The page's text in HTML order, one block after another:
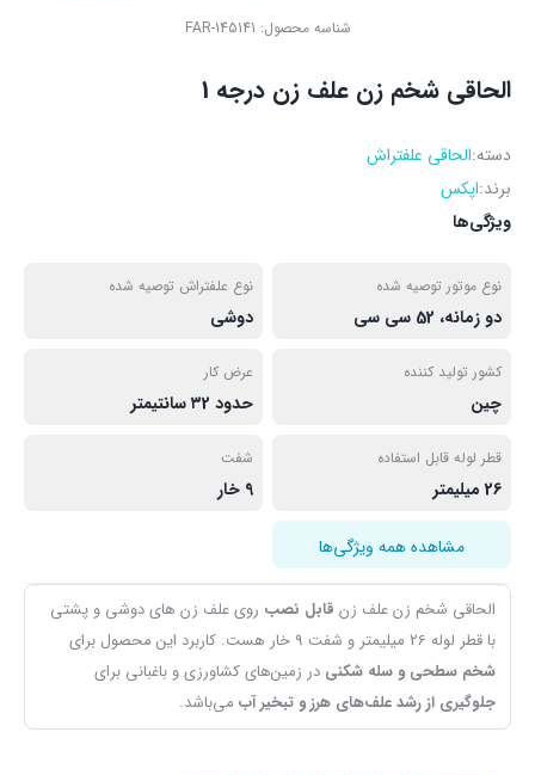
شناسه محصول: FAR-145141
الحاقی شخم زن علف زن درجه 1
دسته:الحاقی علفتراش
برند:اپکس
ویژگی‌ها
نوع موتور توصیه شده
دو زمانه، 52 سی سی
نوع علفتراش توصیه شده
دوشی
کشور تولید کننده
چین
عرض کار
حدود ۳2 سانتیمتر
قطر لوله قابل استفاده
26 میلیمتر
شفت
9 خار
مشاهده همه ویژگی‌ها
الحاقی شخم زن علف زن قابل نصب روی علف زن های دوشی و پشتی
با قطر لوله 26 میلیمتر و شفت 9 خار هست. کاربرد این محصول برای
شخم سطحی و سله شکنی در زمین‌های کشاورزی و باغبانی برای
جلوگیری از رشد علف‌های هرز و تبخیر آب می‌باشد.